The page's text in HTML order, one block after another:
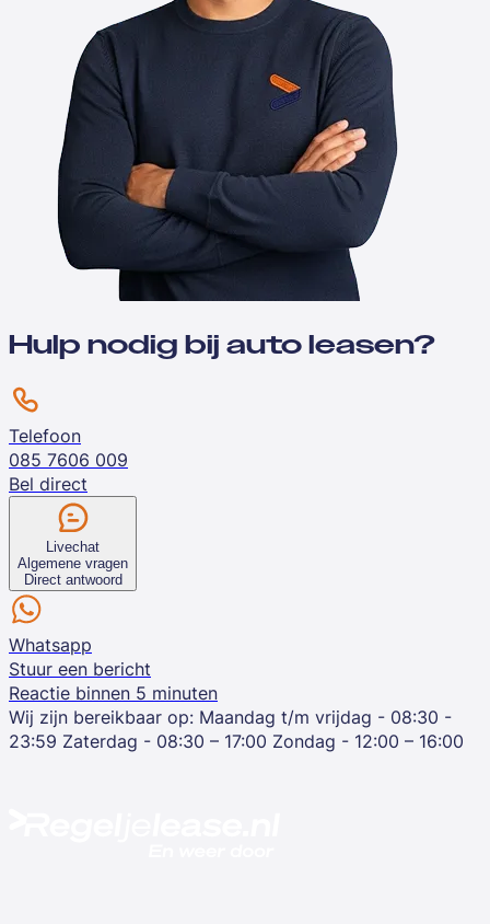
Hulp nodig bij auto leasen?
Telefoon
085 7606 009
Bel direct
Livechat
Algemene vragen
Direct antwoord
Whatsapp
Stuur een bericht
Reactie binnen 5 minuten
Wij zijn bereikbaar op: Maandag t/m vrijdag - 08:30 -
23:59 Zaterdag - 08:30 – 17:00 Zondag - 12:00 – 16:00